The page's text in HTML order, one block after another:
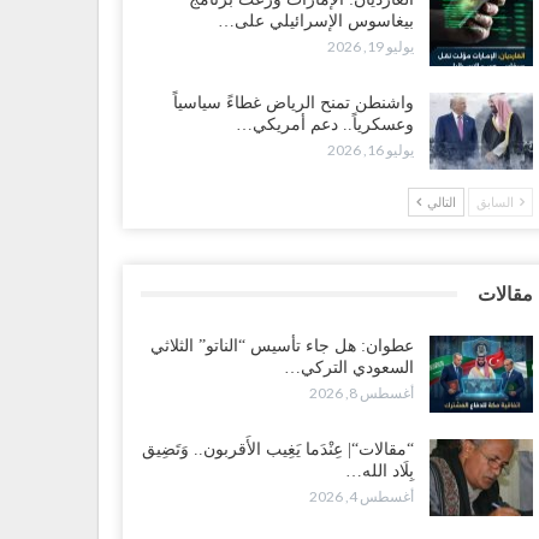
4, 2026
عِنْدَما يَغِيب الأَقربون.. وَتَضِيق بِلَاد الله الوَاسِعَة..
صَنْعَاء هِيَ الحِضْنُ الدَّافِئُ…
4, 2026
يستكمل ترتيبات حسم حضرموت.. والنقابات تدخل
التصعيد ضد السعودية..!
تدخل خط التصعيد.. إضراب عمالي يعزز نفوذ الانتقالي
3, 2026
في تمرد عسكري واسع.. مئات الجنود يهتفون داخل
برحيل العليمي..!
3, 2026
بيغاسوس الإسرائيلي على…
يوليو 19, 2026
واشنطن تمنح الرياض غطاءً سياسياً
وعسكرياً.. دعم أمريكي…
يوليو 16, 2026
السابق التالي
مقالات
عطوان: هل جاء تأسيس “الناتو” الثلاثي
السعودي التركي…
أغسطس 8, 2026
“مقالات“| عِنْدَما يَغِيب الأَقربون.. وَتَضِيق
بِلَاد الله…
أغسطس 4, 2026